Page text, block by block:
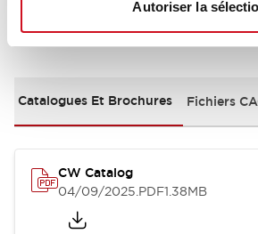
Autoriser la
Documents et fichiers
Catalogues Et Brochures Fichiers
CW Catalog
04/09/2025.PDF1.38MB